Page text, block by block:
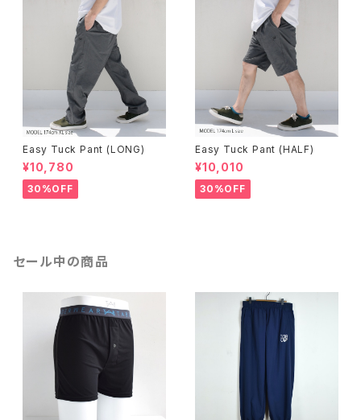
Easy Tuck Pant (LONG)
¥10,780
30%OFF
Easy Tuck Pant (HALF)
¥10,010
30%OFF
セール中の商品